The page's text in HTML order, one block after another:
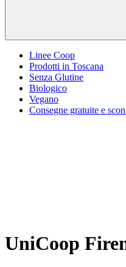
Linee Coop
Prodotti in Toscana
Senza Glutine
Biologico
Vegano
Consegne gratuite e
UniCoop